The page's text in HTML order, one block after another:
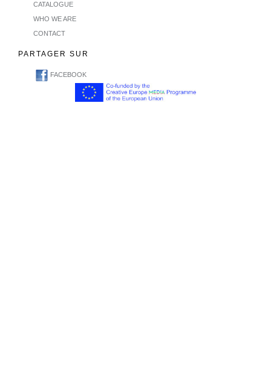
CATALOGUE
WHO WE ARE
CONTACT
PARTAGER SUR
FACEBOOK